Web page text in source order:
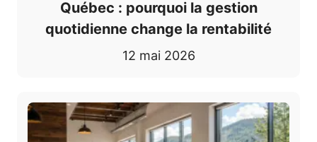
Québec : pourquoi la gestion
quotidienne change la rentabilité
12 mai 2026